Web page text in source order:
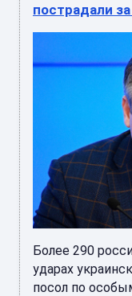
пострадали
Более 290
ударах
посол по